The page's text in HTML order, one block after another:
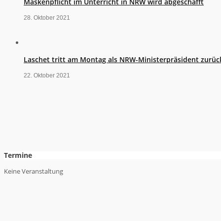
28. Oktober 2021
Laschet tritt am Montag als NRW-Ministerpräsident
22. Oktober 2021
Termine
Keine Veranstaltung